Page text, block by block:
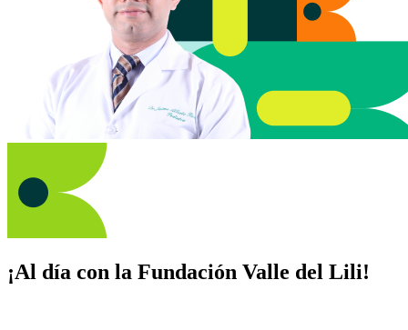
¡Al día con la Fundación Valle del Lili!